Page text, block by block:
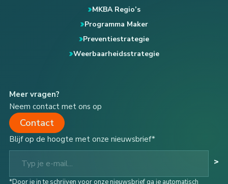
MKBA Regio’s
Programma Maker
Preventiestrategie
Weerbaarheidsstrategie
Meer vragen?
Neem contact met ons op
Contact
Blijf op de hoogte met onze nieuwsbrief*
Typ je e-mail...
>